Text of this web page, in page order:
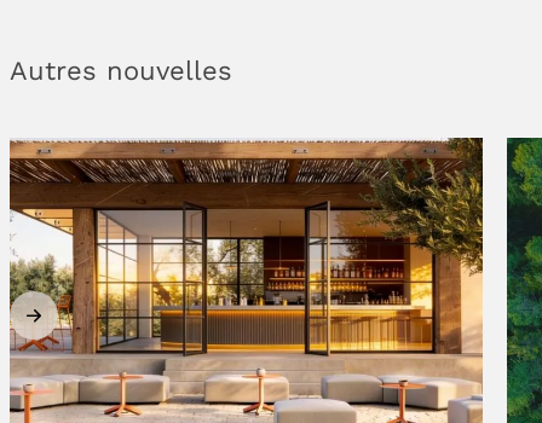
Autres nouvelles